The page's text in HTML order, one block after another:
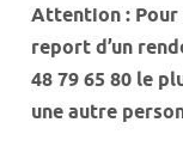
Attention : Pour
report d’un
48 79 65 80 le
une autre